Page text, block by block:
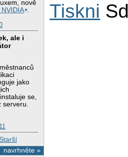
nově
.
ale i
jako
se,
serveru.
navrhněte »
Tiskni